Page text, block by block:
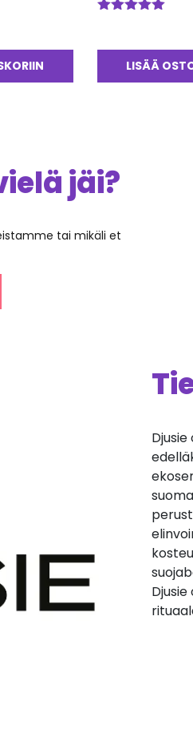
5.00/ 5
LISÄÄ
jäi?
tai mikäli et